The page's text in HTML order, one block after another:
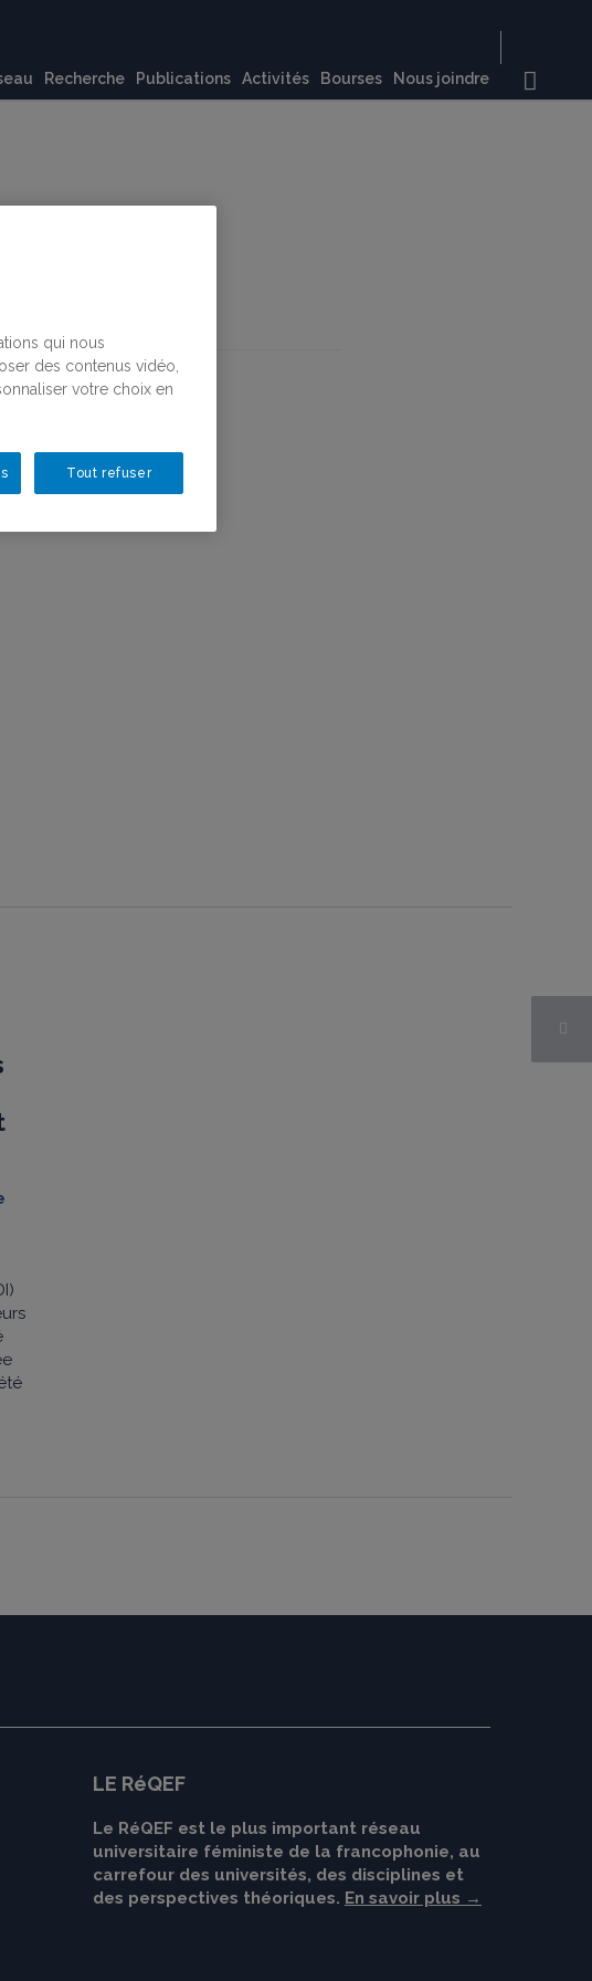
Recherche Publications Activités Bourses Nous joindre
LE RéQEF
Le RéQEF est le plus important réseau
universitaire féministe de la francophonie, au
carrefour des universités, des disciplines et
des perspectives théoriques. En savoir plus →
qui nous
des contenus vidéo,
votre choix en
Tout refuser